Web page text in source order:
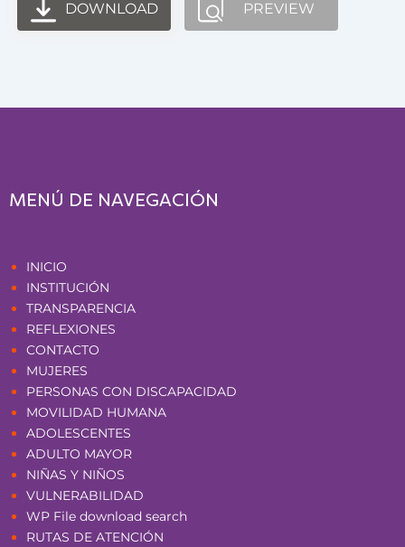
DOWNLOAD PREVIEW
MENÚ DE NAVEGACIÓN
INICIO
INSTITUCIÓN
TRANSPARENCIA
REFLEXIONES
CONTACTO
MUJERES
PERSONAS CON DISCAPACIDAD
MOVILIDAD HUMANA
ADOLESCENTES
ADULTO MAYOR
NIÑAS Y NIÑOS
VULNERABILIDAD
WP File download search
RUTAS DE ATENCIÓN